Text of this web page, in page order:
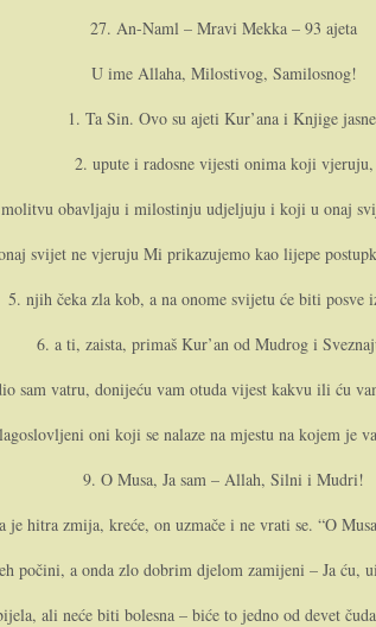
27. An-Naml – Mravi Mekka – 93 ajeta
U ime Allaha, Milostivog, Samilosnog!
1. Ta Sin. Ovo su ajeti Kur’ana i Knjige
2. upute i radosne vijesti o­nima koji vjeruju,
obavljaju i milostinju udjeljuju i koji u o­naj
svijet ne vjeruju Mi prikazujemo kao lijepe
5. njih čeka zla kob, a na o­nome svijetu će biti posve
6. a ti, zaista, primaš Kur’an od Mudrog i
sam vatru, donijeću vam otuda vijest kakvu ili ću
o­ni koji se nalaze na mjestu na kojem je
9. O Musa, Ja sam – Allah, Silni i Mudri!
je hitra zmija, kreće, o­n uzmače i ne vrati se. “O
počini, a o­nda zlo dobrim djelom zamijeni – Ja ću,
ali neće biti bolesna – biće to jedno od devet